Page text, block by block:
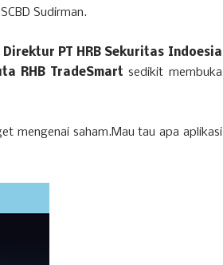
Sudirman.
Direktur PT HRB Sekuritas Indoesia
RHB TradeSmart sedikit membuka
mengenai saham.Mau tau apa aplikasi